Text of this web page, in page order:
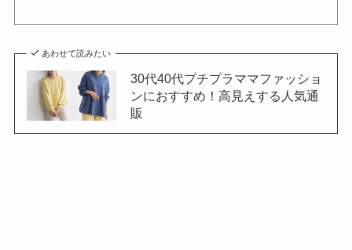
あわせて読みたい
30代40代プチプラママファッショ
ンにおすすめ！高見えする人気通
販